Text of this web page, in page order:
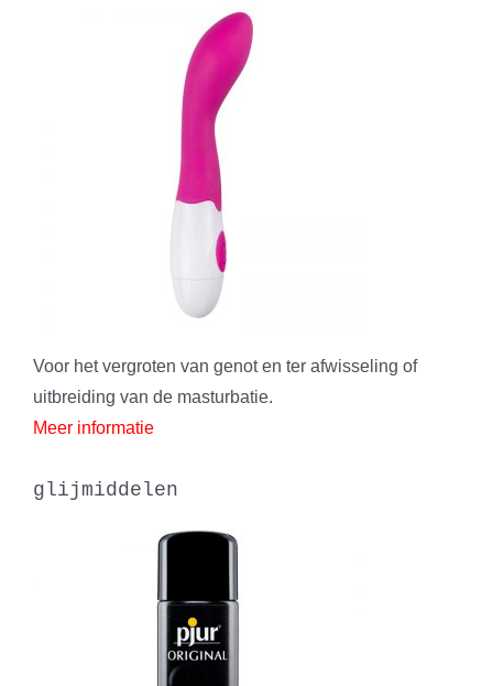
Voor het vergroten van genot en ter afwisseling of
uitbreiding van de masturbatie.
Meer informatie
glijmiddelen